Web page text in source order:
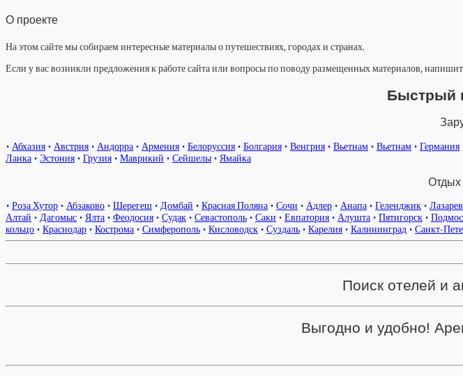
О проекте
На этом сайте мы собираем интересные материалы о путешествиях, городах и странах.
Если у вас возникли предложения к работе сайта или вопросы по поводу размещенных материалов,
Быстрый
• Абхазия • Австрия • Андорра • Армения • Белоруссия • Болгария • Венгрия • Вьетнам • Вьетнам • Германия
Ланка • Эстония • Грузия • Маврикий • Сейшелы • Ямайка
Отдых
• Роза Хутор • Абзаково • Шерегеш • Домбай • Красная Поляна • Сочи • Адлер • Анапа • Геленджик •
Алтай • Дагомыс • Ялта • Феодосия • Судак • Севастополь • Саки • Евпатория • Алушта • Пятигорск •
кольцо • Краснодар • Кострома • Симферополь • Кисловодск • Суздаль • Карелия • Калининград • Санкт-
Поиск отелей и
Выгодно и удобно!